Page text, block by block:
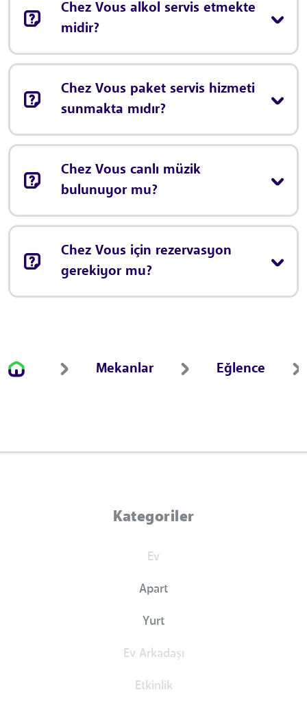
Chez Vous alkol servis etmekte
midir?
Chez Vous paket servis hizmeti
sunmakta mıdır?
Chez Vous canlı müzik
bulunuyor mu?
Chez Vous için rezervasyon
gerekiyor mu?
Mekanlar Eğlence
Kategoriler
Ev
Apart
Yurt
Ev Arkadaşı
Etkinlik